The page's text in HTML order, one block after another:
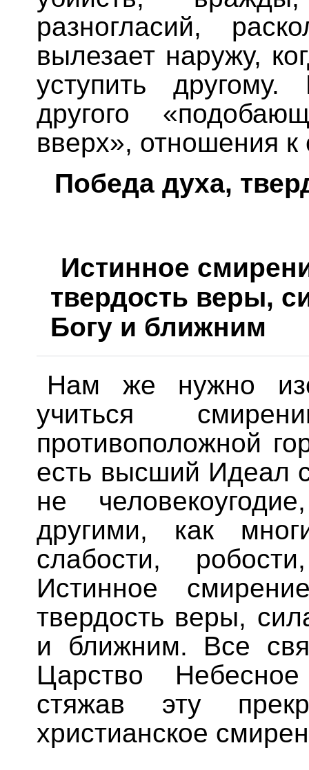
разногласий,
вылезает наружу,
уступить
другого
вверх», отношения к
Победа духа,
Истинное
твердость веры,
Богу и ближним
Нам же нужно
учиться
противоположной
есть высший Идеал
не
другими, как
слабости,
Истинное
твердость веры,
и ближним. Все
Царство
стяжав эту
христианское